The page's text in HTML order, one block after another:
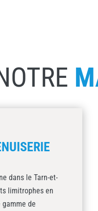
dans le Tarn-et-
limitrophes en
de